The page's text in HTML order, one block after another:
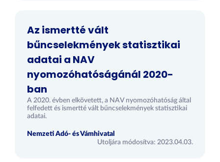
Az ismertté vált
bűncselekmények statisztikai
adatai a NAV
nyomozóhatóságánál 2020-
ban
A 2020. évben elkövetett, a NAV nyomozóhatóság által
felfedett és ismertté vált bűncselekmények statisztikai
adatai.
Nemzeti Adó- és Vámhivatal
Utoljára módosítva: 2023.04.03.